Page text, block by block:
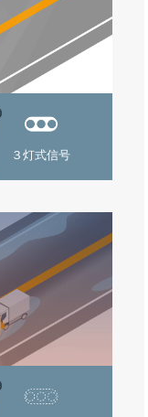
３灯式信号